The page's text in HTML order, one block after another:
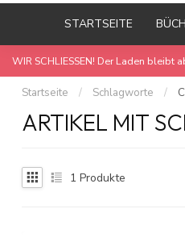
STARTSEITE
WIR SCHLIESSEN! Der Laden
Startseite / Schlagworte /
ARTIKEL MIT
1 Produkte